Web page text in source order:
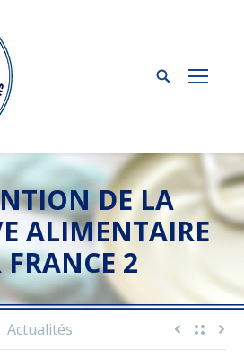
DE LA
ALIMENTAIRE
FRANCE 2
Actualités